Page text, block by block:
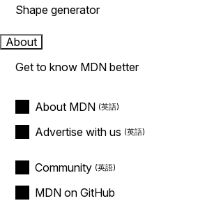
Shape generator
About
Get to know MDN better
About MDN
Advertise with us
Community
MDN on GitHub